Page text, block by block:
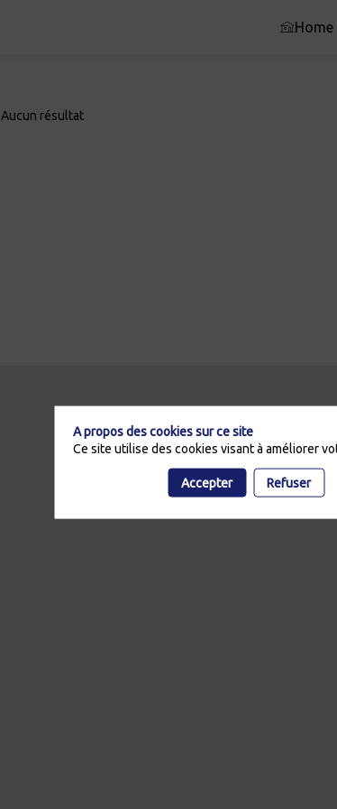
Home
Aucun résultat
A propos des cookies sur ce site
Ce site utilise des cookies visant à améliorer
Accepter Refuser